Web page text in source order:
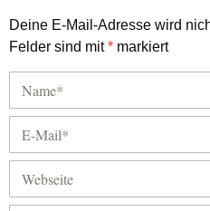
Deine E-Mail-Adresse wird
Felder sind mit* markiert